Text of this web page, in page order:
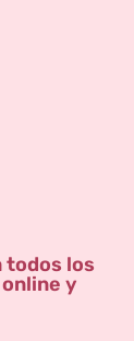
todos los
y